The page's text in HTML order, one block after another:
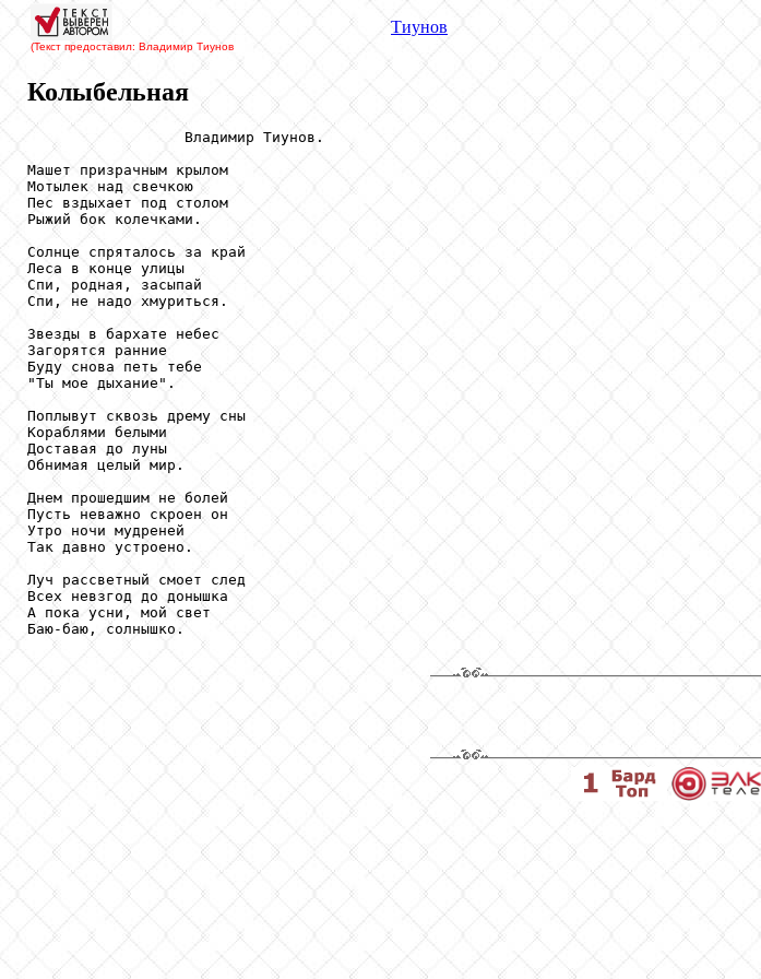
(Текст предоставил: Владимир Тиунов
Тиунов
Колыбельная
                  Владимир Тиунов.
Машет призрачным крылом
Мотылек над свечкою
Пес вздыхает под столом
Рыжий бок колечками.
Солнце спряталось за край
Леса в конце улицы
Спи, родная, засыпай
Спи, не надо хмуриться.
Звезды в бархате небес
Загорятся ранние
Буду снова петь тебе
"Ты мое дыхание".
Поплывут сквозь дрему сны
Кораблями белыми
Доставая до луны
Обнимая целый мир.
Днем прошедшим не болей
Пусть неважно скроен он
Утро ночи мудреней
Так давно устроено.
Луч рассветный смоет след
Всех невзгод до донышка
А пока усни, мой свет
Баю-баю, солнышко.